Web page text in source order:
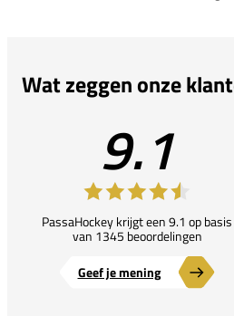
Wat zeggen onze
9.1
PassaHockey krijgt een 9.1 op basis
van 1345 beoordelingen
Geef je mening